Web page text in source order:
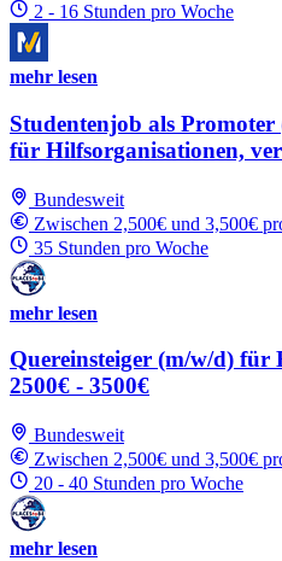
2 - 16 Stunden pro Woche
mehr lesen
Studentenjob als
für Hilfsorganisationen,
Bundesweit
Zwischen 2,500€ und 3,500€
35 Stunden pro Woche
mehr lesen
Quereinsteiger (m/w/d) für
2500€ - 3500€
Bundesweit
Zwischen 2,500€ und 3,500€
20 - 40 Stunden pro Woche
mehr lesen